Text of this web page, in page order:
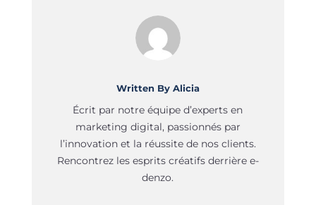
Written By Alicia
Écrit par notre équipe d’experts en
marketing digital, passionnés par
l’innovation et la réussite de nos clients.
Rencontrez les esprits créatifs derrière e-
denzo.